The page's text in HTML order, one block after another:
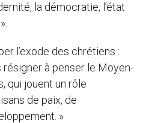
la démocratie, l’état
l’exode des chrétiens :
résigner à penser le Moyen-
qui jouent un rôle
de paix, de
»